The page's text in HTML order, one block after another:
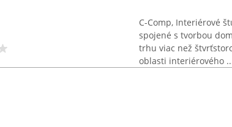
C-Comp, Interiérové
spojené s tvorbou
trhu viac než
oblasti interiérového